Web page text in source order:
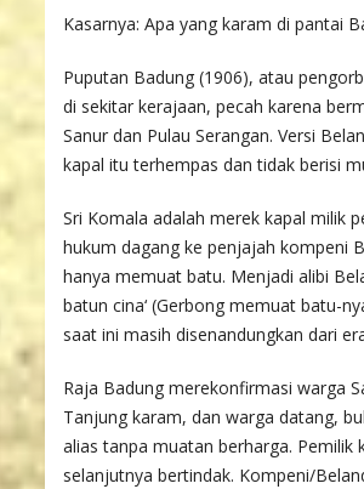
Kasarnya: Apa yang karam di pantai
Puputan Badung (1906), atau
di sekitar kerajaan, pecah karena
Sanur dan Pulau Serangan. Versi
kapal itu terhempas dan tidak berisi
Sri Komala adalah merek kapal milik
hukum dagang ke penjajah kompeni
hanya memuat batu. Menjadi alibi
batun cina‘ (Gerbong memuat batu-
saat ini masih disenandungkan dari
Raja Badung merekonfirmasi warga
Tanjung karam, dan warga datang,
alias tanpa muatan berharga.
selanjutnya bertindak. Kompeni/